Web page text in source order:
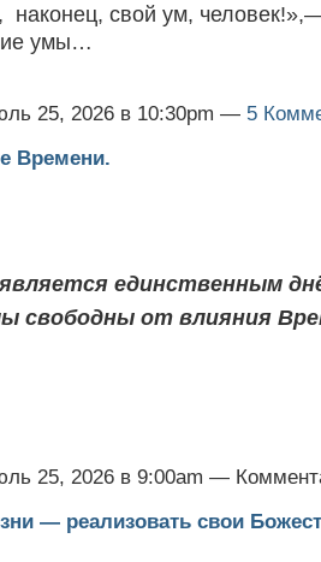
наконец, свой ум,
умы…
25, 2026 в 10:30pm — 5
Времени.
единственным
свободны от влияния
25, 2026 в 9:00am —
— реализовать свои